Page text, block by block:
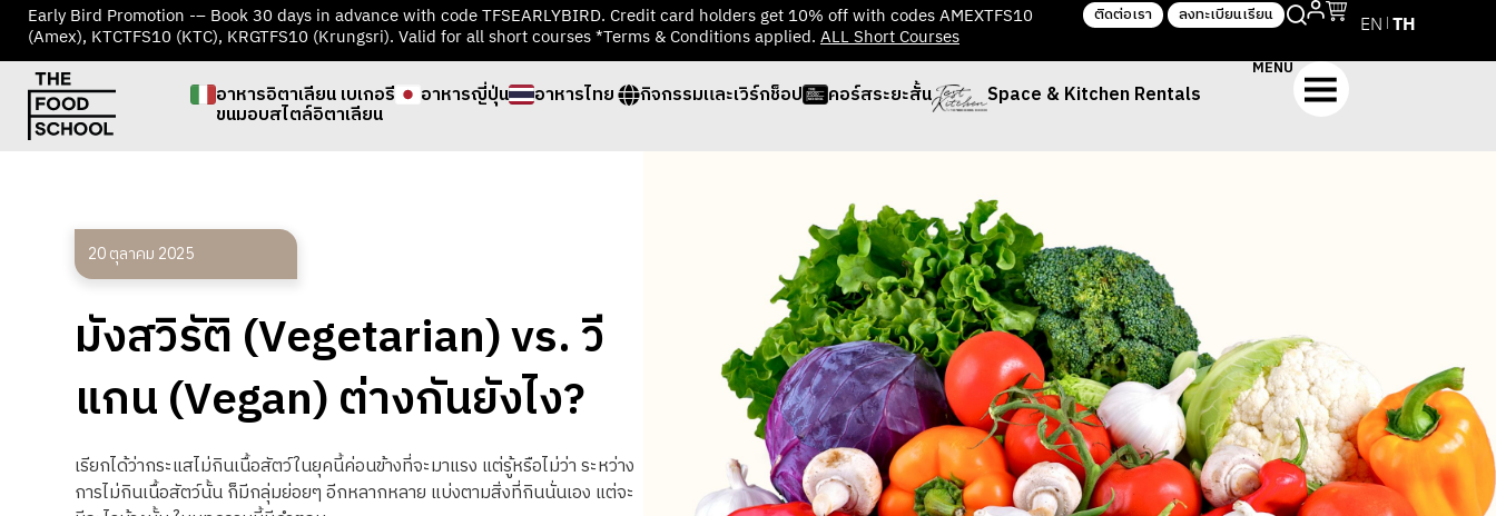
Early Bird Promotion -– Book 30 days in advance with code TFSEARLYBIRD. Credit card holders get 10% off with codes AMEXTFS10
(Amex), KTCTFS10 (KTC), KRGTFS10 (Krungsri). Valid for all short courses *Terms & Conditions applied. ALL Short Courses
ติดต่อเรา ลงทะเบียนเรียน EN TH
อาหารอิตาเลียน เบเกอรี
ขนมอบสไตล์อิตาเลียน
อาหารญี่ปุ่น อาหารไทย กิจกรรมและเวิร์กช็อป คอร์สระยะสั้น Space & Kitchen Rentals
MENU
20 ตุลาคม 2025
มังสวิรัติ (Vegetarian) vs. วี
แกน (Vegan) ต่างกันยังไง?
เรียกได้ว่ากระแสไม่กินเนื้อสัตว์ในยุคนี้ค่อนข้างที่จะมาแรง แต่รู้หรือไม่ว่าระหว่าง
การไม่กินเนื้อสัตว์นั้นก็มีกลุ่มย่อยๆอีกหลากหลาย แบ่งตามสิ่งที่กินนั่นเอง แต่จะ